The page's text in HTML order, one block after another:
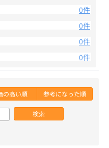
0件
0件
0件
0件
の高い順 参考になった順
検索